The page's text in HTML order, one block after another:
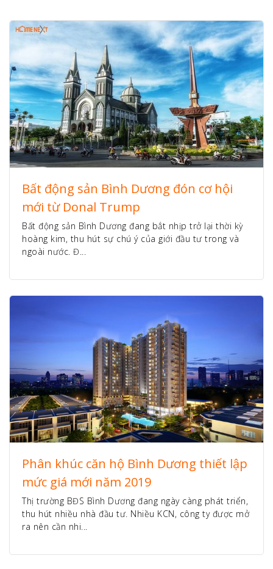
Bất động sản Bình Dương đón cơ hội
mới từ Donal Trump
Bất động sản Bình Dương đang bắt nhịp trở lại thời kỳ
hoàng kim, thu hút sự chú ý của giới đầu tư trong và
ngoài nước. Đ...
Phân khúc căn hộ Bình Dương thiết lập
mức giá mới năm 2019
Thị trường BĐS Bình Dương đang ngày càng phát triển,
thu hút nhiều nhà đầu tư. Nhiều KCN, công ty được mở
ra nên cần nhi...